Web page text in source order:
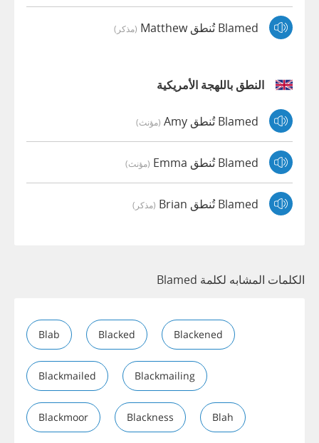
Blamed تُنطق Matthew (مذكر)
النطق باللهجة الأمريكية
Blamed تُنطق Amy (مؤنث)
Blamed تُنطق Emma (مؤنث)
Blamed تُنطق Brian (مذكر)
الكلمات المشابه لكلمة Blamed
Blab Blacked Blackened
Blackmailed Blackmailing
Blackmoor Blackness Blah